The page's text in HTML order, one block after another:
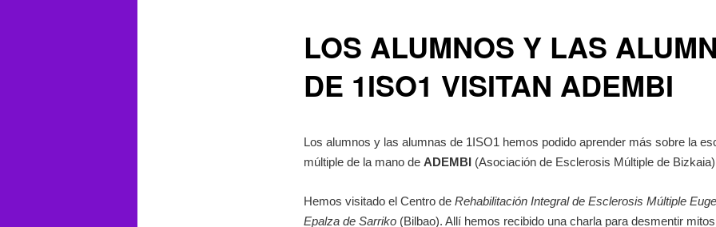
LOS ALUMNOS Y LAS
DE 1ISO1 VISITAN ADEMBI
Los alumnos y las alumnas de 1ISO1 hemos podido aprender más sobre la
múltiple de la mano de ADEMBI(Asociación de Esclerosis Múltiple de
Hemos visitado el Centro de Rehabilitación Integral de Esclerosis Múltiple
Epalza de Sarriko(Bilbao). Allí hemos recibido una charla para desmentir